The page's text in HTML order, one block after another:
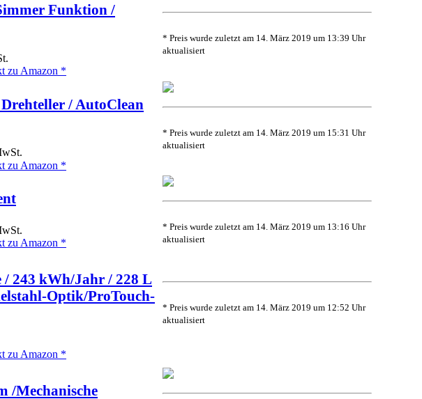
Funktion /
zu Amazon *
* Preis wurde zuletzt am 14. März 2019 um 13:39 Uhr
aktualisiert
/ AutoClean
zu Amazon *
* Preis wurde zuletzt am 14. März 2019 um 15:31 Uhr
aktualisiert
zu Amazon *
* Preis wurde zuletzt am 14. März 2019 um 13:16 Uhr
aktualisiert
243 kWh/Jahr / 228 L
Optik/ProTouch-
zu Amazon *
* Preis wurde zuletzt am 14. März 2019 um 12:52 Uhr
aktualisiert
/Mechanische